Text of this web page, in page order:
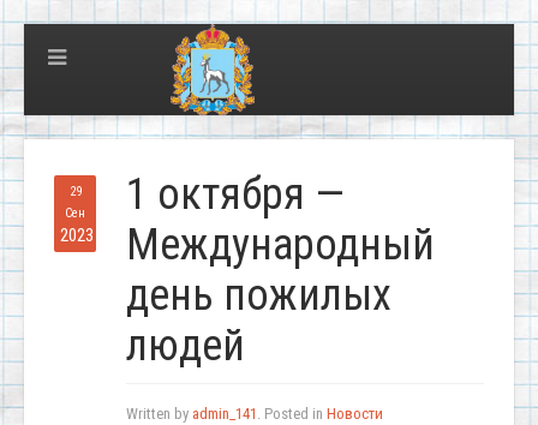
29
Сен
2023
1 октября —
Международный
день пожилых
людей
Written by admin_141 . Posted in Новости